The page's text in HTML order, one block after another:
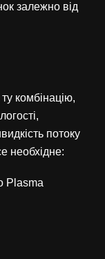
залежно від
комбінацію,
потоку
необхідне:
Plasma